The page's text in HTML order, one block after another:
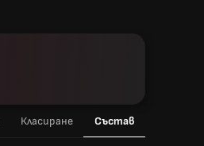
Класиране Състав